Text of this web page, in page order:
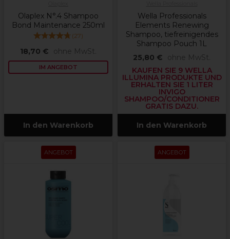
Olaplex N°.4 Shampoo
Bond Maintenance 250ml
(27)
18,70 € ohne MwSt.
IM ANGEBOT
In den Warenkorb
Wella Professionals
Elements Renewing
Shampoo, tiefreinigendes
Shampoo Pouch 1L
25,80 €
ohne MwSt.
KAUFEN SIE 9 WELLA
ILLUMINA PRODUKTE UND
ERHALTEN SIE 1 LITER
INVIGO
SHAMPOO/CONDITIONER
GRATIS DAZU.
In den Warenkorb
ANGEBOT ANGEBOT